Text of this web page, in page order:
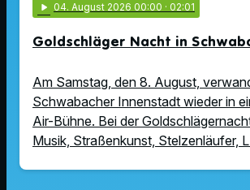
play_arrow 04. August 2026 00:00 · 02:01
Goldschläger Nacht in
Am Samstag, den 8. August,
Schwabacher Innenstadt wieder in
Air-Bühne. Bei der
Musik, Straßenkunst, Stelzenläufer,